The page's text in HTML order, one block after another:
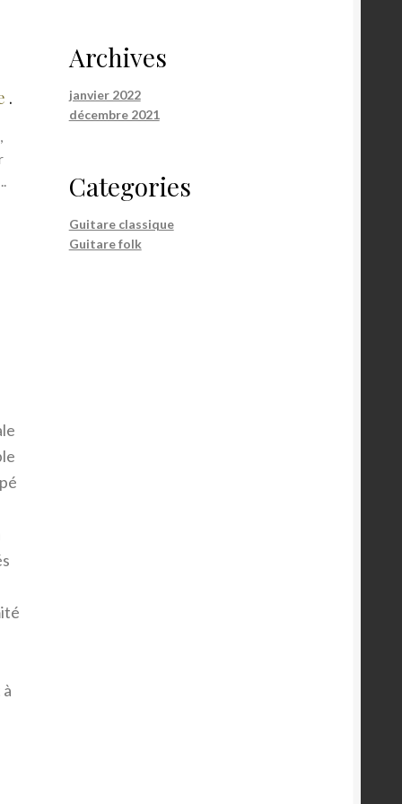
.
Archives
janvier 2022
décembre 2021
Categories
Guitare classique
Guitare folk